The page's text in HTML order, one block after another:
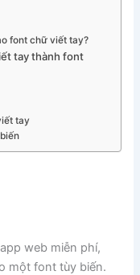
font chữ viết tay?
tay thành font
tay
web miễn phí,
một font tùy biến.